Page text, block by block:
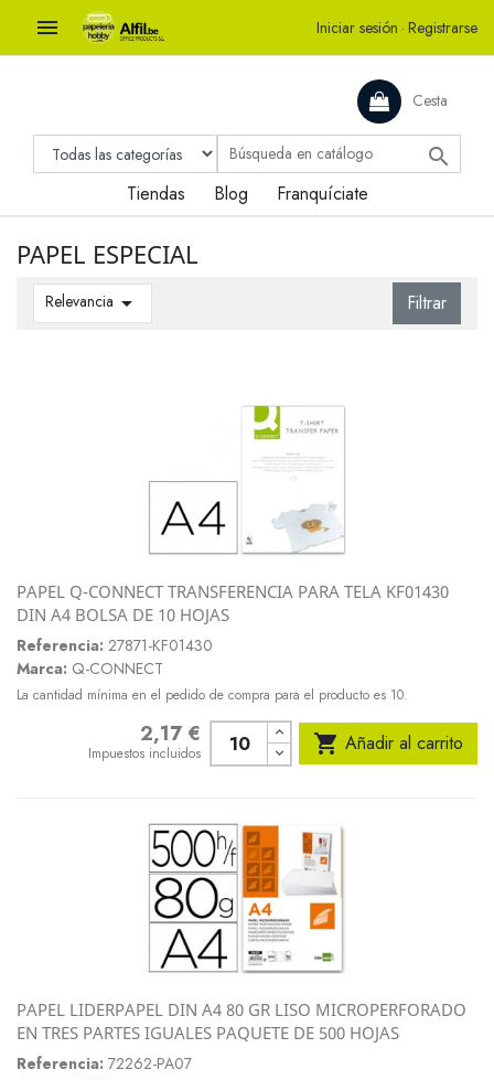
 Iniciar sesión · Registrarse
Cesta

Tiendas Blog Franquíciate
PAPEL ESPECIAL
Relevancia  Filtrar
PAPEL Q-CONNECT TRANSFERENCIA PARA TELA KF01430
DIN A4 BOLSA DE 10 HOJAS
Referencia: 27871-KF01430
Marca: Q-CONNECT
La cantidad mínima en el pedido de compra para el producto es 10.
2,17 €
Impuestos incluidos  Añadir al carrito
PAPEL LIDERPAPEL DIN A4 80 GR LISO MICROPERFORADO
EN TRES PARTES IGUALES PAQUETE DE 500 HOJAS
Referencia: 72262-PA07